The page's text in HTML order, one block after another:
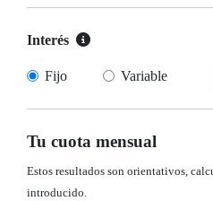
Interés
Fijo Variable
Tu cuota mensual
Estos resultados son orientativos,
introducido.